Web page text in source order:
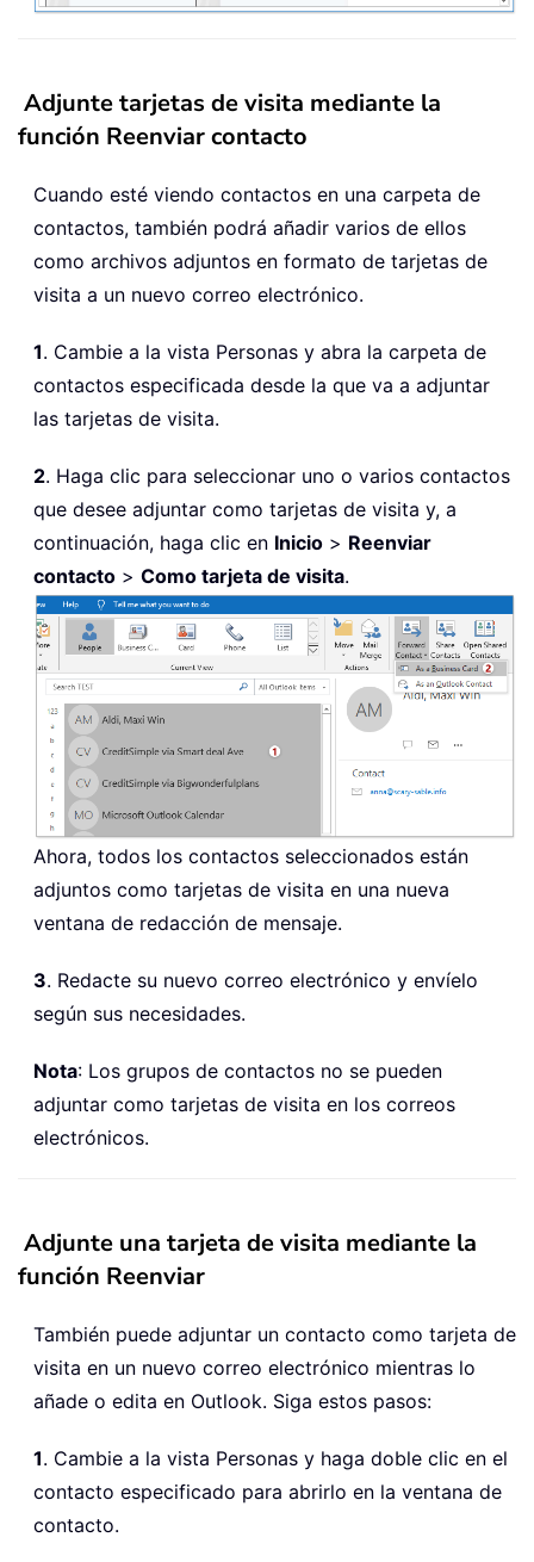
Adjunte tarjetas de visita mediante la
función Reenviar contacto
Cuando esté viendo contactos en una carpeta de
contactos, también podrá añadir varios de ellos
como archivos adjuntos en formato de tarjetas de
visita a un nuevo correo electrónico.
1. Cambie a la vista Personas y abra la carpeta de
contactos especificada desde la que va a adjuntar
las tarjetas de visita.
2. Haga clic para seleccionar uno o varios contactos
que desee adjuntar como tarjetas de visita y, a
continuación, haga clic en Inicio > Reenviar
contacto > Como tarjeta de visita.
Ahora, todos los contactos seleccionados están
adjuntos como tarjetas de visita en una nueva
ventana de redacción de mensaje.
3. Redacte su nuevo correo electrónico y envíelo
según sus necesidades.
Nota: Los grupos de contactos no se pueden
adjuntar como tarjetas de visita en los correos
electrónicos.
Adjunte una tarjeta de visita mediante la
función Reenviar
También puede adjuntar un contacto como tarjeta de
visita en un nuevo correo electrónico mientras lo
añade o edita en Outlook. Siga estos pasos:
1. Cambie a la vista Personas y haga doble clic en el
contacto especificado para abrirlo en la ventana de
contacto.